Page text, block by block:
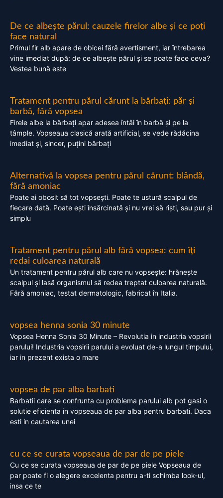
De ce albește părul: cauzele firelor albe și ce poți
face natural
Primul fir alb apare de obicei fără avertisment, iar întrebarea
vine imediat după: de ce albește părul și se poate face ceva?
Vestea bună este
Tratament pentru părul cărunt la bărbați: păr și
barbă, fără vopsea
Firele albe la bărbați apar adesea întâi în barbă și pe la
tâmple. Vopseaua clasică arată artificial, se vede rădăcina
imediat și, sincer, puțini bărbați
Alternativă la vopsea pentru părul cărunt: blândă,
fără amoniac
Poate ai obosit să tot vopsești. Poate te ustură scalpul de
fiecare dată. Poate ești însărcinată și nu vrei să riști, sau pur și
simplu
Tratament pentru părul alb fără vopsea: cum îți
redai culoarea naturală
Un tratament pentru părul alb care nu vopsește: hrănește
scalpul și lasă organismul să redea treptat culoarea naturală.
Fără amoniac, testat dermatologic, fabricat în Italia.
vopsea henna sonia 30 minute
Vopsea Henna Sonia 30 Minute – Revolutia in industria vopsirii
parului! Industria vopsirii parului a evoluat de-a lungul timpului,
iar in prezent exista o mare
vopsea de par alba barbati
Barbatii care se confrunta cu problema parului alb pot gasi o
solutie eficienta in vopseaua de par alba pentru barbati. Daca
esti in cautarea unei
cu ce se curata vopseaua de par de pe piele
Cu ce se curata vopseaua de par de pe piele Vopseaua de
par poate fi o alegere excelenta pentru a-ti schimba look-ul,
insa ce te